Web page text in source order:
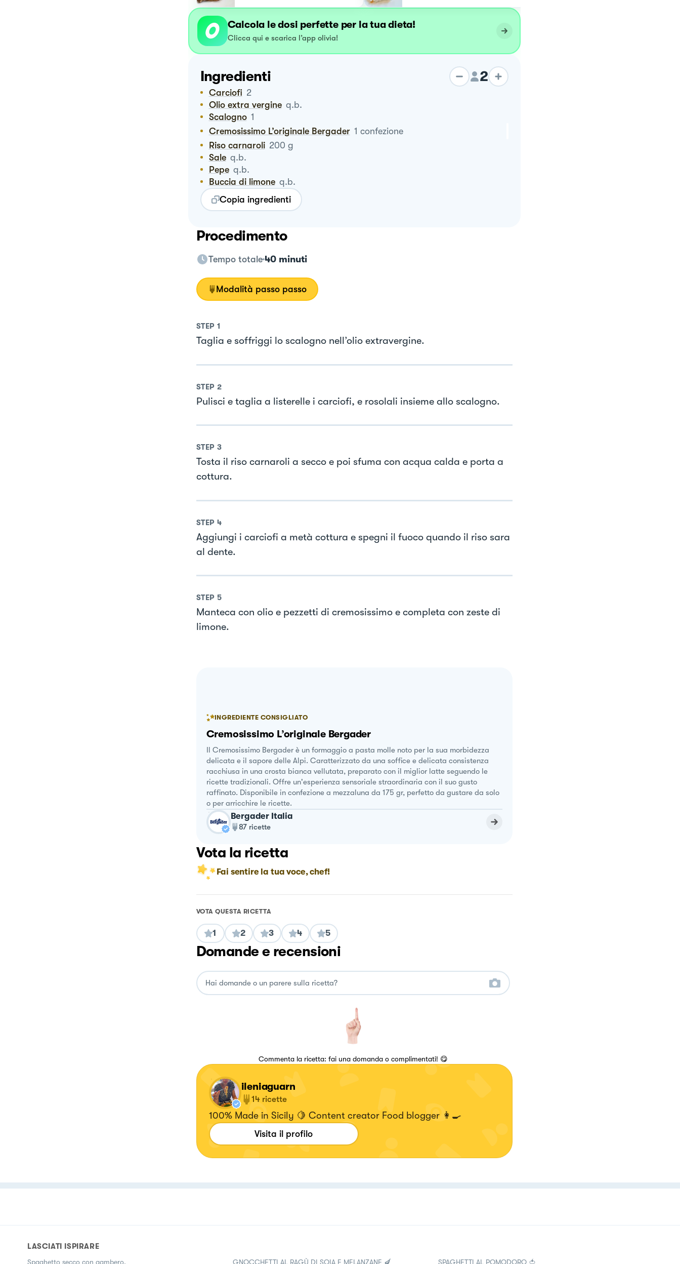
Calcola le dosi perfette per la tua dieta!
Clicca qui e scarica l’app olivia!
Ingredienti 2
Carciofi 2
Olio extra vergine q.b.
Scalogno 1
Cremosissimo L’originale Bergader 1 confezione
Riso carnaroli 200 g
Sale q.b.
Pepe q.b.
Buccia di limone q.b.
Copia ingredienti
Procedimento
Tempo totale 40 minuti
Modalità passo passo
STEP 1
Taglia e soffriggi lo scalogno nell’olio extravergine.
STEP 2
Pulisci e taglia a listerelle i carciofi, e rosolali insieme allo scalogno.
STEP 3
Tosta il riso carnaroli a secco e poi sfuma con acqua calda e porta a
cottura.
STEP 4
Aggiungi i carciofi a metà cottura e spegni il fuoco quando il riso sara
al dente.
STEP 5
Manteca con olio e pezzetti di cremosissimo e completa con zeste di
limone.
INGREDIENTE CONSIGLIATO
Cremosissimo L’originale Bergader
Il Cremosissimo Bergader è un formaggio a pasta molle noto per la sua morbidezza
delicata e il sapore delle Alpi. Caratterizzato da una soffice e delicata consistenza
racchiusa in una crosta bianca vellutata, preparato con il miglior latte seguendo le
ricette tradizionali. Offre un'esperienza sensoriale straordinaria con il suo gusto
raffinato. Disponibile in confezione a mezzaluna da 175 gr, perfetto da gustare da solo
o per arricchire le ricette.
Bergader Italia
87 ricette
Vota la ricetta
Fai sentire la tua voce, chef!
VOTA QUESTA RICETTA
1 2 3 4 5
Domande e recensioni
Commenta la ricetta: fai una domanda o complimentati! 😋
ileniaguarn
14 ricette
100% Made in Sicily 🍋 Content creator Food blogger 👩‍🍳
Visita il profilo
LASCIATI ISPIRARE
Spaghetto secco con gambero. GNOCCHETTI AL RAGÙ DI SOIA E MELANZANE 🍆 SPAGHETTI AL POMODORO 🍅